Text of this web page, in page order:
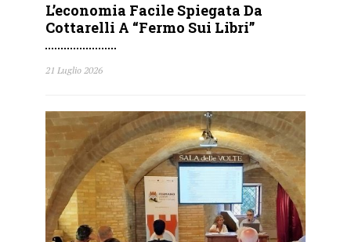
L’economia Facile Spiegata Da
Cottarelli A “Fermo Sui Libri”
21 Luglio 2026